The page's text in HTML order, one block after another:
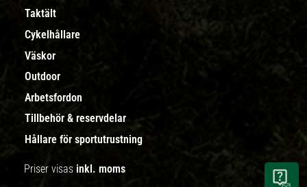
Taktält
Cykelhållare
Väskor
Outdoor
Arbetsfordon
Tillbehör & reservdelar
Hållare för sportutrustning
Priser visas inkl. moms